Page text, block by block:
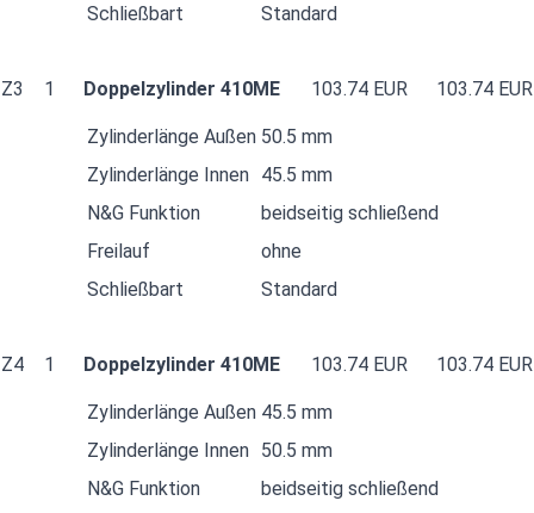
Schließbart Standard
Z3 1 Doppelzylinder 410ME 103.74 EUR 103.74 EUR
Zylinderlänge Außen 50.5 mm
Zylinderlänge Innen 45.5 mm
N&G Funktion
beidseitig schließend
Freilauf
ohne
Schließbart
Standard
Z4 1 Doppelzylinder 410ME 103.74 EUR 103.74 EUR
Zylinderlänge Außen 45.5 mm
Zylinderlänge Innen 50.5 mm
N&G Funktion
beidseitig schließend